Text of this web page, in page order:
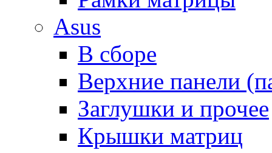
Asus
В сборе
Верхние панели
Заглушки и прочее
Крышки матриц